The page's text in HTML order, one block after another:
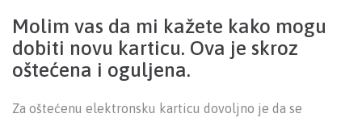
Molim vas da mi kažete kako mogu
dobiti novu karticu. Ova je skroz
oštećena i oguljena.
Za oštećenu elektronsku karticu dovoljno je da se